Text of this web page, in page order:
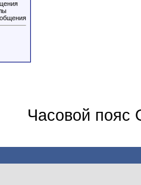
Часовой пояс